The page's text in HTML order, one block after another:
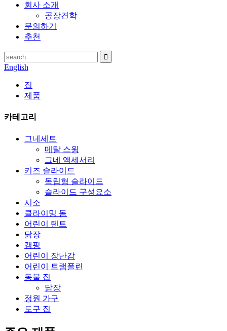
회사 소개
공장견학
문의하기
추천
English
집
제품
카테고리
그네세트
메탈 스윙
그네 액세서리
키즈 슬라이드
독립형 슬라이드
슬라이드 구성요소
시소
클라이밍 돔
어린이 텐트
닭장
캠핑
어린이 장난감
어린이 트램폴린
동물 집
닭장
정원 가구
도구 집